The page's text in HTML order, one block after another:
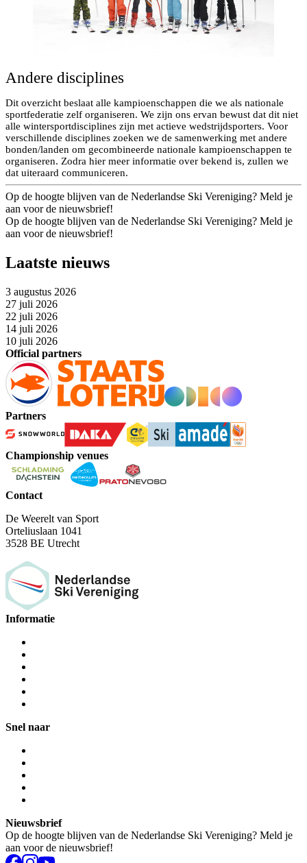
Andere disciplines
Dit overzicht beslaat alle kampioenschappen die we als nationale
sportfederatie zelf organiseren. We zijn ons ervan bewust dat dit niet
alle wintersportdisciplines zijn met actieve wedstrijdsporters. Voor
verschillende disciplines zoeken we de samenwerking met andere
bonden/landen om gecombineerde nationale kampioenschappen te
organiseren. Zodra hier meer informatie over bekend is, zullen we
dat uiteraard communiceren.
Op de hoogte blijven van de Nederlandse Ski Vereniging? Meld je
aan voor de nieuwsbrief!
Op de hoogte blijven van de Nederlandse Ski Vereniging? Meld je
aan voor de nieuwsbrief!
Laatste nieuws
3 augustus 2026
27 juli 2026
22 juli 2026
14 juli 2026
10 juli 2026
Official partners
Partners
Championship venues
Contact
De Weerelt van Sport
Orteliuslaan 1041
3528 BE Utrecht
Informatie
Snel naar
Nieuwsbrief
Op de hoogte blijven van de Nederlandse Ski Vereniging? Meld je
aan voor de nieuwsbrief!